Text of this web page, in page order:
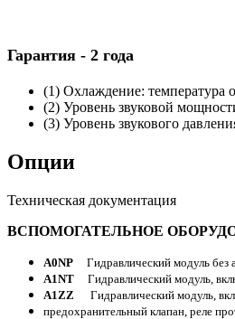
Гарантия - 2 года
(1) Охлаждение:
(2) Уровень звуковой
(3) Уровень звукового
Опции
Техническая документация
ВСПОМОГАТЕЛЬНОЕ
A0NP Гидравлический модуль без
A1NT Гидравлический модуль,
A1ZZ Гидравлический модуль,
предохранительный клапан, реле